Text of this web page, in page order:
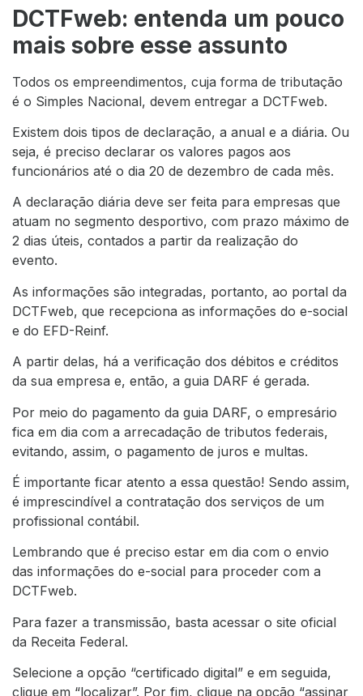
DCTFweb: entenda um pouco
mais sobre esse assunto
Todos os empreendimentos, cuja forma de tributação
é o Simples Nacional, devem entregar a DCTFweb.
Existem dois tipos de declaração, a anual e a diária. Ou
seja, é preciso declarar os valores pagos aos
funcionários até o dia 20 de dezembro de cada mês.
A declaração diária deve ser feita para empresas que
atuam no segmento desportivo, com prazo máximo de
2 dias úteis, contados a partir da realização do
evento.
As informações são integradas, portanto, ao portal da
DCTFweb, que recepciona as informações do e-social
e do EFD-Reinf.
A partir delas, há a verificação dos débitos e créditos
da sua empresa e, então, a guia DARF é gerada.
Por meio do pagamento da guia DARF, o empresário
fica em dia com a arrecadação de tributos federais,
evitando, assim, o pagamento de juros e multas.
É importante ficar atento a essa questão! Sendo assim,
é imprescindível a contratação dos serviços de um
profissional contábil.
Lembrando que é preciso estar em dia com o envio
das informações do e-social para proceder com a
DCTFweb.
Para fazer a transmissão, basta acessar o site oficial
da Receita Federal.
Selecione a opção “certificado digital” e em seguida,
clique em “localizar”. Por fim, clique na opção “assinar